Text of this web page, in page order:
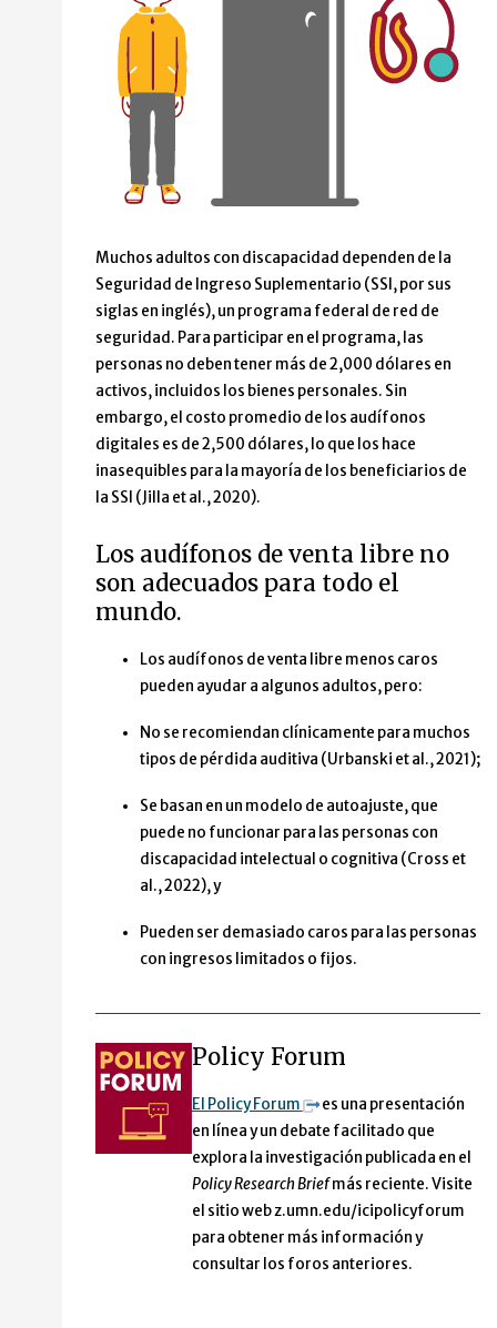
Muchos adultos con discapacidad dependen de la
Seguridad de Ingreso Suplementario (SSI, por sus
siglas en inglés), un programa federal de red de
seguridad. Para participar en el programa, las
personas no deben tener más de 2,000 dólares en
activos, incluidos los bienes personales. Sin
embargo, el costo promedio de los audífonos
digitales es de 2,500 dólares, lo que los hace
inasequibles para la mayoría de los beneficiarios de
la SSI (Jilla et al., 2020).
Los audífonos de venta libre no
son adecuados para todo el
mundo.
Los audífonos de venta libre menos caros
pueden ayudar a algunos adultos, pero:
No se recomiendan clínicamente para muchos
tipos de pérdida auditiva (Urbanski et al., 2021);
Se basan en un modelo de autoajuste, que
puede no funcionar para las personas con
discapacidad intelectual o cognitiva (Cross et
al., 2022), y
Pueden ser demasiado caros para las personas
con ingresos limitados o fijos.
Policy Forum
El Policy Forum
es una presentación
en línea y un debate facilitado que
explora la investigación publicada en el
Policy Research Briefmás reciente. Visite
el sitio web z.umn.edu/icipolicyforum
para obtener más información y
consultar los foros anteriores.